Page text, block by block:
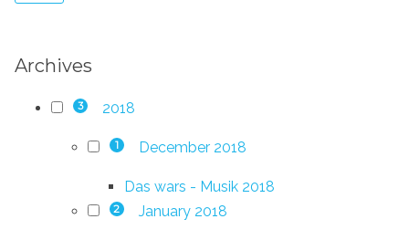
Archives
3 2018
1 December 2018
Das wars - Musik 2018
2 January 2018